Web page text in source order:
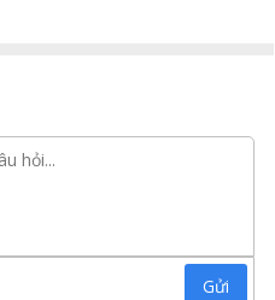
thêm hương vị tạo nên sự
Gửi